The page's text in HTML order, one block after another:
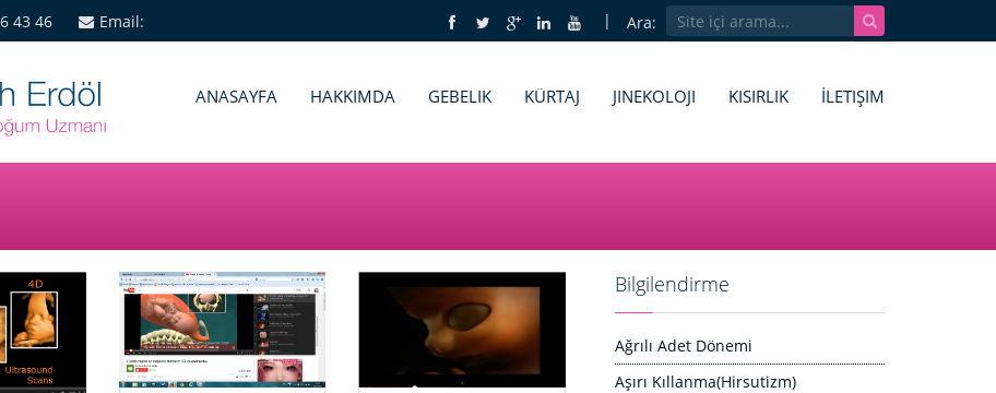
43 46
Email:
Ara:
ANASAYFA HAKKIMDA GEBELIK KÜRTAJ JINEKOLOJI KISIRLIK İLETIŞIM
Bilgilendirme
Ağrılı Adet Dönemi
Aşırı Kıllanma(Hirsutizm)